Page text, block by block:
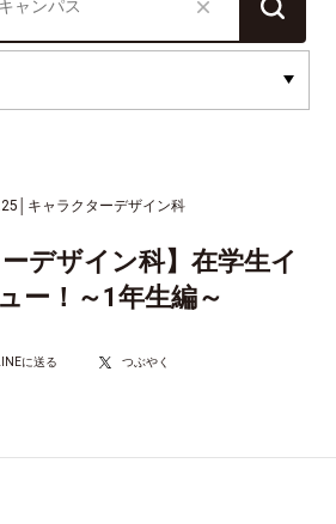
キャラクターデザイン科
ーデザイン科】在学生イ
ー！～1年生編～
LINEに送る つぶやく